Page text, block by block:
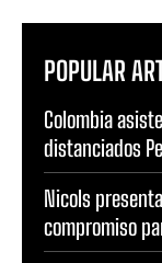
POPULAR
Colombia
distanciados
Nicols
compromiso